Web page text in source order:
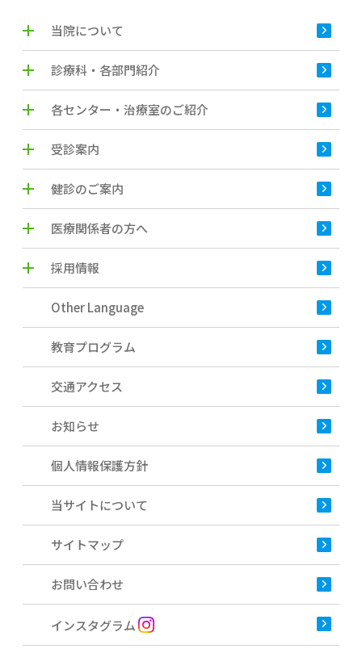
当院について
診療科・各部門紹介
各センター・治療室のご紹介
受診案内
健診のご案内
医療関係者の方へ
採用情報
Other Language
教育プログラム
交通アクセス
お知らせ
個人情報保護方針
当サイトについて
サイトマップ
お問い合わせ
インスタグラム